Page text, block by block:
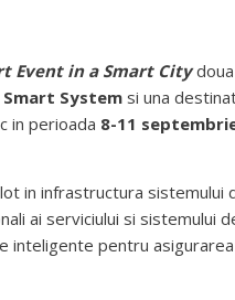
Event in a Smart City
System si una
in perioada 8-11
in infrastructura sistemului
ai serviciului si sistemului
inteligente pentru